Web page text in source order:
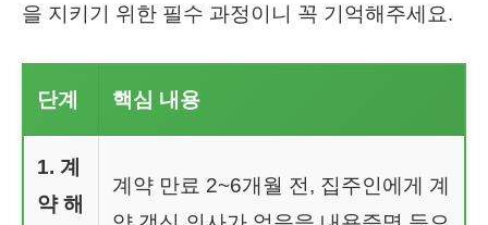
을 지키기 위한 필수 과정이니 꼭 기억해주세요.
단계 핵심 내용
1. 계
약 해
계약 만료 2~6개월 전, 집주인에게 계